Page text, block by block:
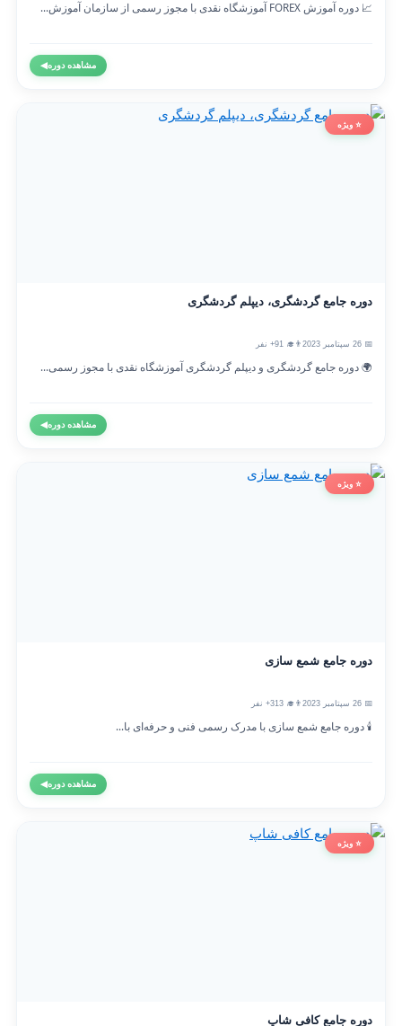
📈 دوره آموزش FOREX آموزشگاه نقدی با مجوز رسمی از سازمان آموزش...
مشاهده دوره◀
⭐ ویژه
دوره جامع گردشگری، دیپلم گردشگری
👨‍🎓 91+ نفر
🌍 دوره جامع گردشگری و دیپلم گردشگری آموزشگاه نقدی با مجوز رسمی...
مشاهده دوره◀
⭐ ویژه
دوره جامع شمع سازی
👨‍🎓 313+ نفر
🕯️ دوره جامع شمع سازی با مدرک رسمی فنی و حرفه‌ای با...
مشاهده دوره◀
⭐ ویژه
دوره جامع کافی شاپ